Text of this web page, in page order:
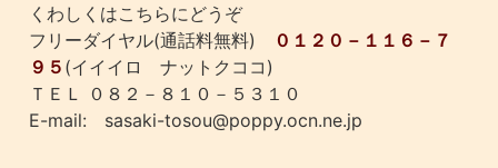
くわしくはこちらにどうぞ
フリーダイヤル(通話料無料)
０１２０－１１６－７
９５ (イイイロ ナットクココ)
ＴＥＬ ０８２－８１０－５３１０
E-mail: sasaki-tosou@poppy.ocn.ne.jp